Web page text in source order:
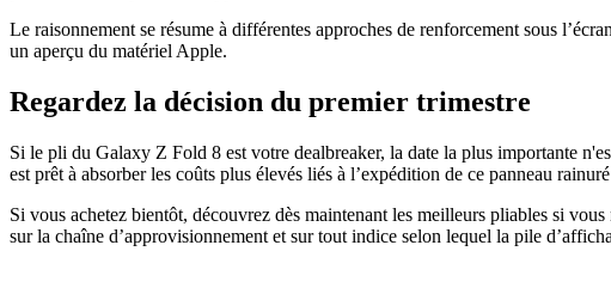
Le raisonnement se résume à différentes approches de renforcement sous
un aperçu du matériel Apple.
Regardez la décision du premier trimestre
Si le pli du Galaxy Z Fold 8 est votre dealbreaker, la date la plus importante
est prêt à absorber les coûts plus élevés liés à l’expédition de ce panneau
Si vous achetez bientôt, découvrez dès maintenant les meilleurs pliables si
sur la chaîne d’approvisionnement et sur tout indice selon lequel la pile